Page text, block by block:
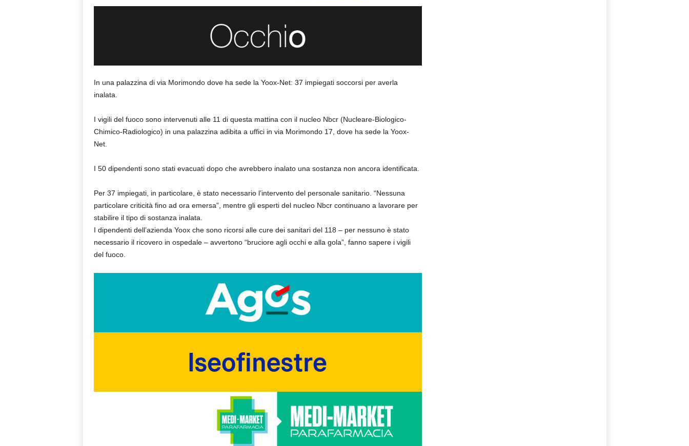
In una palazzina di via Morimondo dove ha sede la Yoox-Net: 37 impiegati soccorsi per averla
inalata.
I vigili del fuoco sono intervenuti alle 11 di questa mattina con il nucleo Nbcr (Nucleare-Biologico-
Chimico-Radiologico) in una palazzina adibita a uffici in via Morimondo 17, dove ha sede la Yoox-
Net.
I 50 dipendenti sono stati evacuati dopo che avrebbero inalato una sostanza non ancora identificata.
Per 37 impiegati, in particolare, è stato necessario l’intervento del personale sanitario. “Nessuna
particolare criticità fino ad ora emersa”, mentre gli esperti del nucleo Nbcr continuano a lavorare per
stabilire il tipo di sostanza inalata.
I dipendenti dell’azienda Yoox che sono ricorsi alle cure dei sanitari del 118 – per nessuno è stato
necessario il ricovero in ospedale – avvertono “bruciore agli occhi e alla gola”, fanno sapere i vigili
del fuoco.